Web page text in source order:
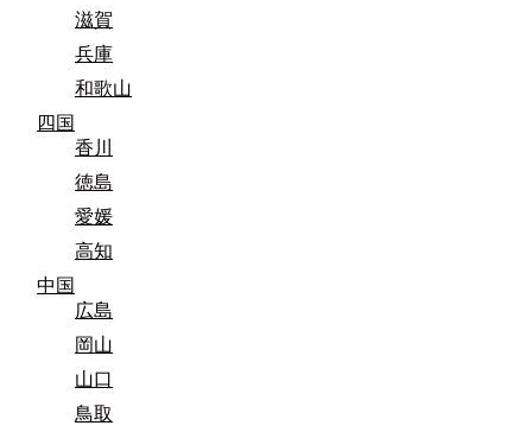
滋賀
兵庫
和歌山
四国
香川
徳島
愛媛
高知
中国
広島
岡山
山口
鳥取